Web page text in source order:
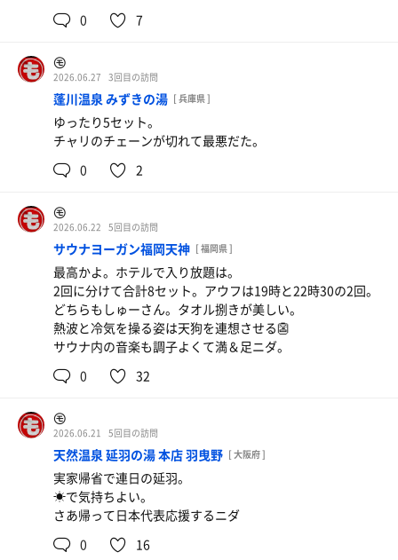
0
7
㋲
2026.06.27 3回目の訪問
蓬川温泉 みずきの湯 [ 兵庫県 ]
ゆったり5セット。
チャリのチェーンが切れて最悪だた。
0
2
㋲
2026.06.22 5回目の訪問
サウナヨーガン福岡天神 [ 福岡県 ]
最高かよ。ホテルで入り放題は。
2回に分けて合計8セット。アウフは19時と22時30の2回。
どちらもしゅーさん。タオル捌きが美しい。
熱波と冷気を操る姿は天狗を連想させる👺
サウナ内の音楽も調子よくて満＆足ニダ。
0
32
㋲
2026.06.21 5回目の訪問
天然温泉 延羽の湯 本店 羽曳野 [ 大阪府 ]
実家帰省で連日の延羽。
☀で気持ちよい。
さあ帰って日本代表応援するニダ
0
16